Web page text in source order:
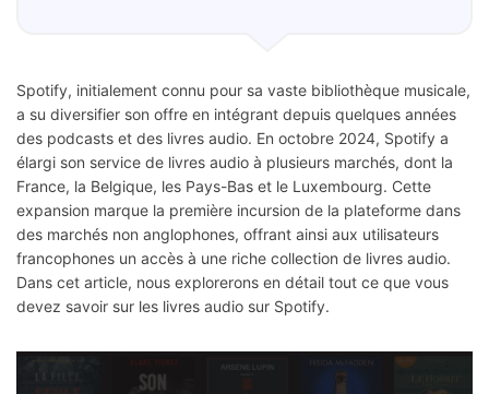
Spotify, initialement connu pour sa vaste bibliothèque musicale,
a su diversifier son offre en intégrant depuis quelques années
des podcasts et des livres audio. En octobre 2024, Spotify a
élargi son service de livres audio à plusieurs marchés, dont la
France, la Belgique, les Pays-Bas et le Luxembourg. Cette
expansion marque la première incursion de la plateforme dans
des marchés non anglophones, offrant ainsi aux utilisateurs
francophones un accès à une riche collection de livres audio.
Dans cet article, nous explorerons en détail tout ce que vous
devez savoir sur les livres audio sur Spotify.